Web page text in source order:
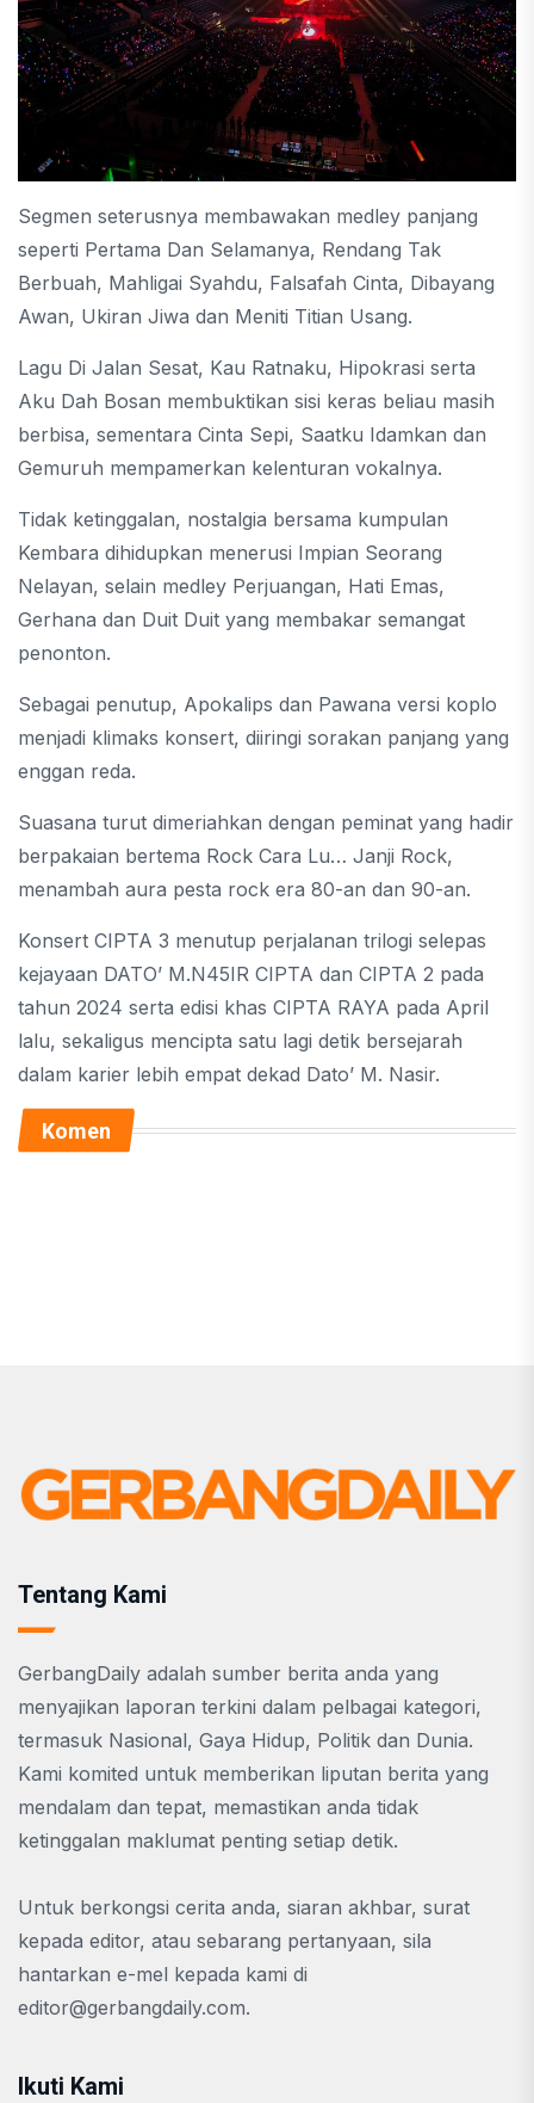
Segmen seterusnya membawakan medley panjang
seperti Pertama Dan Selamanya, Rendang Tak
Berbuah, Mahligai Syahdu, Falsafah Cinta, Dibayang
Awan, Ukiran Jiwa dan Meniti Titian Usang.
Lagu Di Jalan Sesat, Kau Ratnaku, Hipokrasi serta
Aku Dah Bosan membuktikan sisi keras beliau masih
berbisa, sementara Cinta Sepi, Saatku Idamkan dan
Gemuruh mempamerkan kelenturan vokalnya.
Tidak ketinggalan, nostalgia bersama kumpulan
Kembara dihidupkan menerusi Impian Seorang
Nelayan, selain medley Perjuangan, Hati Emas,
Gerhana dan Duit Duit yang membakar semangat
penonton.
Sebagai penutup, Apokalips dan Pawana versi koplo
menjadi klimaks konsert, diiringi sorakan panjang yang
enggan reda.
Suasana turut dimeriahkan dengan peminat yang hadir
berpakaian bertema Rock Cara Lu… Janji Rock,
menambah aura pesta rock era 80-an dan 90-an.
Konsert CIPTA 3 menutup perjalanan trilogi selepas
kejayaan DATO’ M.N45IR CIPTA dan CIPTA 2 pada
tahun 2024 serta edisi khas CIPTA RAYA pada April
lalu, sekaligus mencipta satu lagi detik bersejarah
dalam karier lebih empat dekad Dato’ M. Nasir.
Komen
Tentang Kami
GerbangDaily adalah sumber berita anda yang
menyajikan laporan terkini dalam pelbagai kategori,
termasuk Nasional, Gaya Hidup, Politik dan Dunia.
Kami komited untuk memberikan liputan berita yang
mendalam dan tepat, memastikan anda tidak
ketinggalan maklumat penting setiap detik.
Untuk berkongsi cerita anda, siaran akhbar, surat
kepada editor, atau sebarang pertanyaan, sila
hantarkan e-mel kepada kami di
editor@gerbangdaily.com.
Ikuti Kami